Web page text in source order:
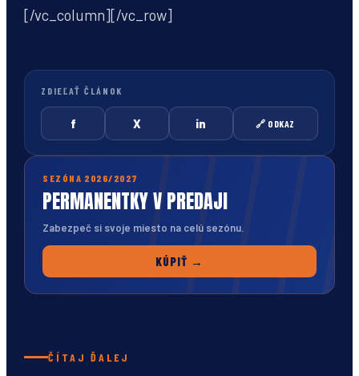
[/vc_column][/vc_row]
ZDIEĽAŤ ČLÁNOK
f X in 🔗 ODKAZ
SEZÓNA 2026/2027
PERMANENTKY V PREDAJI
Zabezpeč si svoje miesto na celú sezónu.
KÚPIŤ →
ČÍTAJ ĎALEJ